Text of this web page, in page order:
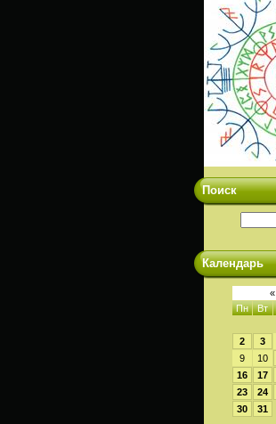
Поиск
Календарь
«
Пн
Вт
2
3
9
10
16
17
23
24
30
31